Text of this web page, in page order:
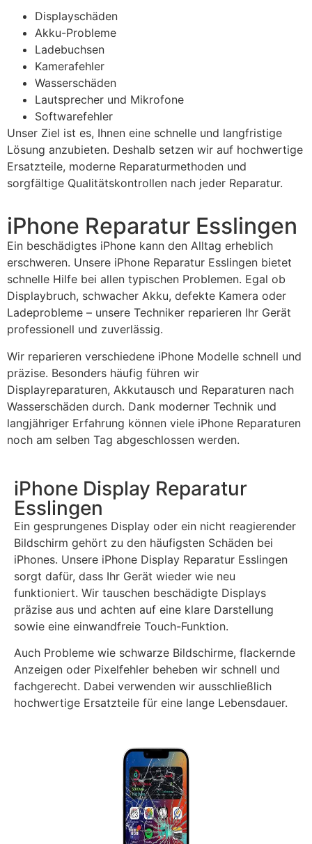
Displayschäden
Akku-Probleme
Ladebuchsen
Kamerafehler
Wasserschäden
Lautsprecher und Mikrofone
Softwarefehler
Unser Ziel ist es, Ihnen eine schnelle und langfristige
Lösung anzubieten. Deshalb setzen wir auf hochwertige
Ersatzteile, moderne Reparaturmethoden und
sorgfältige Qualitätskontrollen nach jeder Reparatur.
iPhone Reparatur Esslingen
Ein beschädigtes iPhone kann den Alltag erheblich
erschweren. Unsere iPhone Reparatur Esslingen bietet
schnelle Hilfe bei allen typischen Problemen. Egal ob
Displaybruch, schwacher Akku, defekte Kamera oder
Ladeprobleme – unsere Techniker reparieren Ihr Gerät
professionell und zuverlässig.
Wir reparieren verschiedene iPhone Modelle schnell und
präzise. Besonders häufig führen wir
Displayreparaturen, Akkutausch und Reparaturen nach
Wasserschäden durch. Dank moderner Technik und
langjähriger Erfahrung können viele iPhone Reparaturen
noch am selben Tag abgeschlossen werden.
iPhone Display Reparatur
Esslingen
Ein gesprungenes Display oder ein nicht reagierender
Bildschirm gehört zu den häufigsten Schäden bei
iPhones. Unsere iPhone Display Reparatur Esslingen
sorgt dafür, dass Ihr Gerät wieder wie neu
funktioniert. Wir tauschen beschädigte Displays
präzise aus und achten auf eine klare Darstellung
sowie eine einwandfreie Touch-Funktion.
Auch Probleme wie schwarze Bildschirme, flackernde
Anzeigen oder Pixelfehler beheben wir schnell und
fachgerecht. Dabei verwenden wir ausschließlich
hochwertige Ersatzteile für eine lange Lebensdauer.